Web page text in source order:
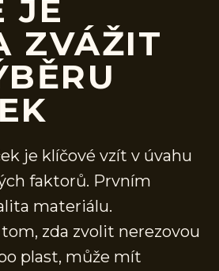
JE
ZVÁŽIT
je klíčové vzít v úvahu
faktorů. Prvním
materiálu.
zda zvolit nerezovou
plast, může mít